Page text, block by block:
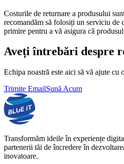
Costurile de returnare a produsului
recomandăm să folosiți un serviciu de
primire pentru a vă asigura că
Aveți întrebări despre
Echipa noastră este aici să vă ajute cu
Trimite EmailSună Acum
Transformăm ideile în experiențe
partenerii tăi de încredere în
inovatoare.